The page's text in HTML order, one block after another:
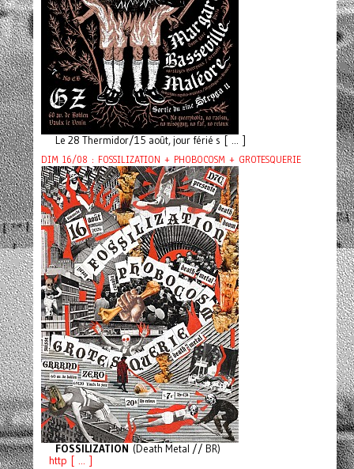
Le 28 Thermidor/15 août, jour férié s [ ... ]
DIM 16/08 : FOSSILIZATION + PHOBOCOSM + GROTESQUERIE
FOSSILIZATION (Death Metal // BR)
http [ ... ]